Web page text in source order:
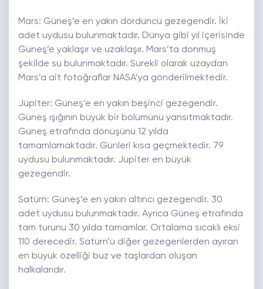
Mars: Güneş’e en yakın dördüncü gezegendir. İki
adet uydusu bulunmaktadır. Dünya gibi yıl içerisinde
Güneş’e yaklaşır ve uzaklaşır. Mars’ta donmuş
şekilde su bulunmaktadır. Sürekli olarak uzaydan
Mars’a ait fotoğraflar NASA’ya gönderilmektedir.
Jüpiter: Güneş’e en yakın beşinci gezegendir.
Güneş ışığının büyük bir bölümünü yansıtmaktadır.
Güneş etrafında dönüşünü 12 yılda
tamamlamaktadır. Günleri kısa geçmektedir. 79
uydusu bulunmaktadır. Jüpiter en büyük
gezegendir.
Satürn: Güneş’e en yakın altıncı gezegendir. 30
adet uydusu bulunmaktadır. Ayrıca Güneş etrafında
tam turunu 30 yılda tamamlar. Ortalama sıcaklı eksi
110 derecedir. Satürn’ü diğer gezegenlerden ayıran
en büyük özelliği buz ve taşlardan oluşan
halkalarıdır.